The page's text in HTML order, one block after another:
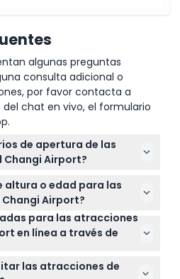
algunas preguntas
consulta adicional o
por favor contacta a
chat en vivo, el formulario
de apertura de las
Changi Airport?
Changi Airport
10:00 AM a 9:00 PM, con la
antes del cierre. Los
varían ligeramente,
de semana y los días
— por favor confirme al
altura o edad para las
Airport?
como la Red para Caminar
una altura mínima
3 a 12 años deben estar
que pague, y los
para las atracciones
en línea a través de
en línea cómodamente
reserva, puede consultar la
las atracciones de